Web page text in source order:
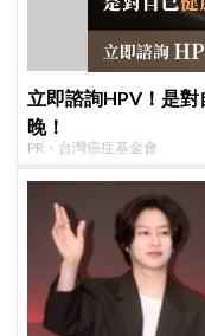
立即諮詢HPV！是
晚！
PR・台灣癌症基金會